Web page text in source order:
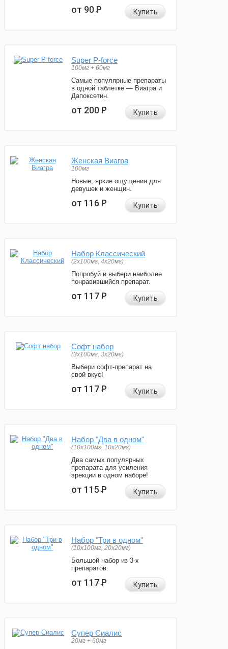
от 90Р Купить
Super P-force
100мг + 60мг
Самые популярные препараты
в одной таблетке — Виагра и
Дапоксетин.
от 200Р Купить
Женская Виагра
100мг
Новые, яркие ощущения для
девушек и женщин.
от 116Р Купить
Набор Классический
(2x100мг, 4x20мг)
Попробуй и выбери наиболее
понравившийся препарат.
от 117Р Купить
Софт набор
(3x100мг, 3x20мг)
Выбери софт-препарат на
свой вкус!
от 117Р Купить
Набор "Два в одном"
(10x100мг, 10x20мг)
Два самых популярных
препарата для усиления
эрекции в одном наборе!
от 115Р Купить
Набор "Три в одном"
(10x100мг, 20x20мг)
Большой набор из 3-х
препаратов.
от 117Р Купить
Супер Сиалис
20мг + 60мг